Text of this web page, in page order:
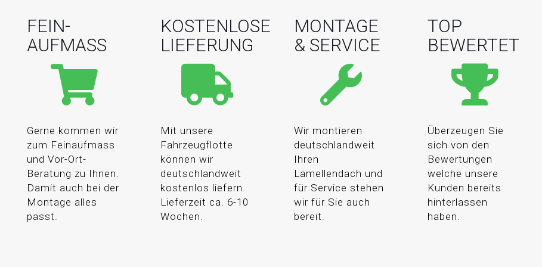
FEIN-
AUFMASS
Gerne kommen wir
zum Feinaufmass
und Vor-Ort-
Beratung zu Ihnen.
Damit auch bei der
Montage alles
passt.
KOSTENLOSE
LIEFERUNG
Mit unsere
Fahrzeugflotte
können wir
deutschlandweit
kostenlos liefern.
Lieferzeit ca. 6-10
Wochen.
MONTAGE
& SERVICE
Wir montieren
deutschlandweit
Ihren
Lamellendach und
für Service stehen
wir für Sie auch
bereit.
TOP
BEWERTET
Überzeugen Sie
sich von den
Bewertungen
welche unsere
Kunden bereits
hinterlassen
haben.